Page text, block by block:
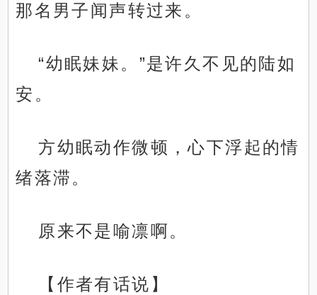
那名男子闻声转过来。
“幼眠妹妹。”是许久不见的陆如
安。
方幼眠动作微顿，心下浮起的情
绪落滞。
原来不是喻凛啊。
【作者有话说】